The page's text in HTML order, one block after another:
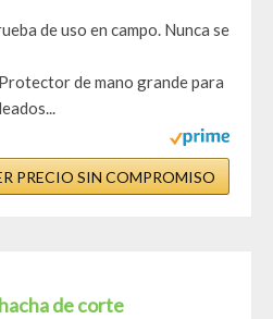
de uso en campo. Nunca se
de mano grande para
PRECIO SIN COMPROMISO
de corte